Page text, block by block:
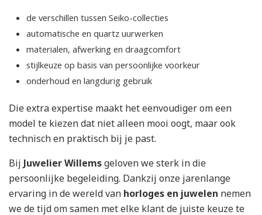
de verschillen tussen Seiko-collecties
automatische en quartz uurwerken
materialen, afwerking en draagcomfort
stijlkeuze op basis van persoonlijke voorkeur
onderhoud en langdurig gebruik
Die extra expertise maakt het eenvoudiger om een
model te kiezen dat niet alleen mooi oogt, maar ook
technisch en praktisch bij je past.
Bij Juwelier Willemsgeloven we sterk in die
persoonlijke begeleiding. Dankzij onze jarenlange
ervaring in de wereld van horloges en juwelen nemen
we de tijd om samen met elke klant de juiste keuze te